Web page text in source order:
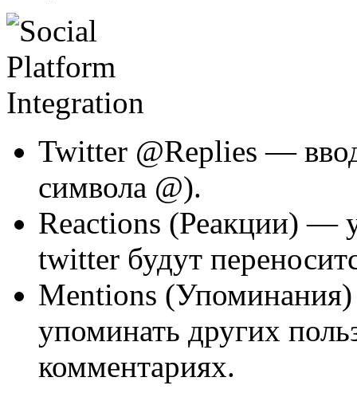
Twitter @Replies —
символа @).
Reactions (Реакции) —
twitter будут
Mentions
упоминать других
комментариях.